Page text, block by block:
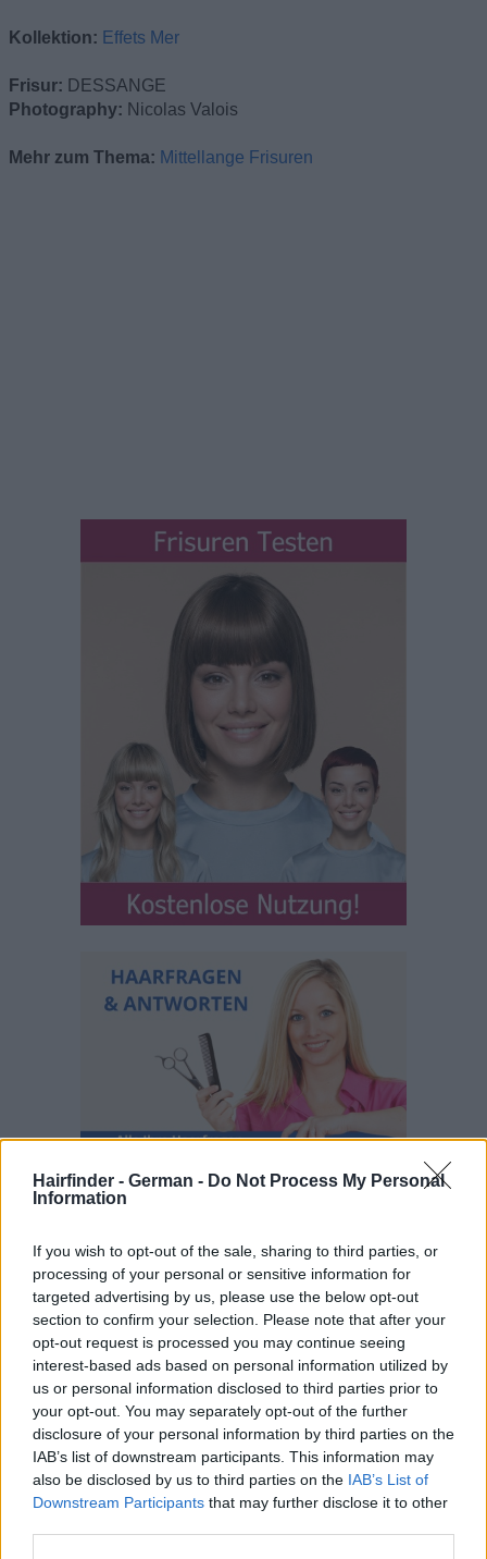
Hairfinder - German - Do Not Process My Personal
Information
If you wish to opt-out of the sale, sharing to third parties, or
processing of your personal or sensitive information for
targeted advertising by us, please use the below opt-out
section to confirm your selection. Please note that after your
opt-out request is processed you may continue seeing
interest-based ads based on personal information utilized by
us or personal information disclosed to third parties prior to
your opt-out. You may separately opt-out of the further
disclosure of your personal information by third parties on the
IAB’s list of downstream participants. This information may
also be disclosed by us to third parties on the IAB’s List of
Downstream Participants that may further disclose it to other
Kollektion: Effets Mer
Frisur: DESSANGE
Photography: Nicolas Valois
Mehr zum Thema: Mittellange Frisuren